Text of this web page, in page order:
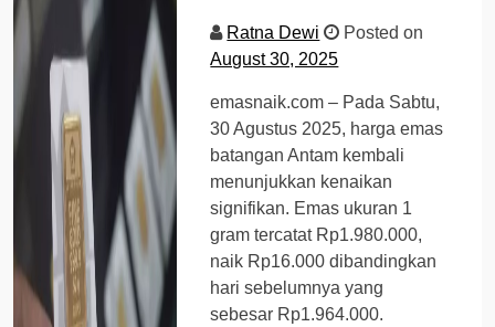
Ratna Dewi
Posted on
August 30, 2025
emasnaik.com – Pada Sabtu,
30 Agustus 2025, harga emas
batangan Antam kembali
menunjukkan kenaikan
signifikan. Emas ukuran 1
gram tercatat Rp1.980.000,
naik Rp16.000 dibandingkan
hari sebelumnya yang
sebesar Rp1.964.000.